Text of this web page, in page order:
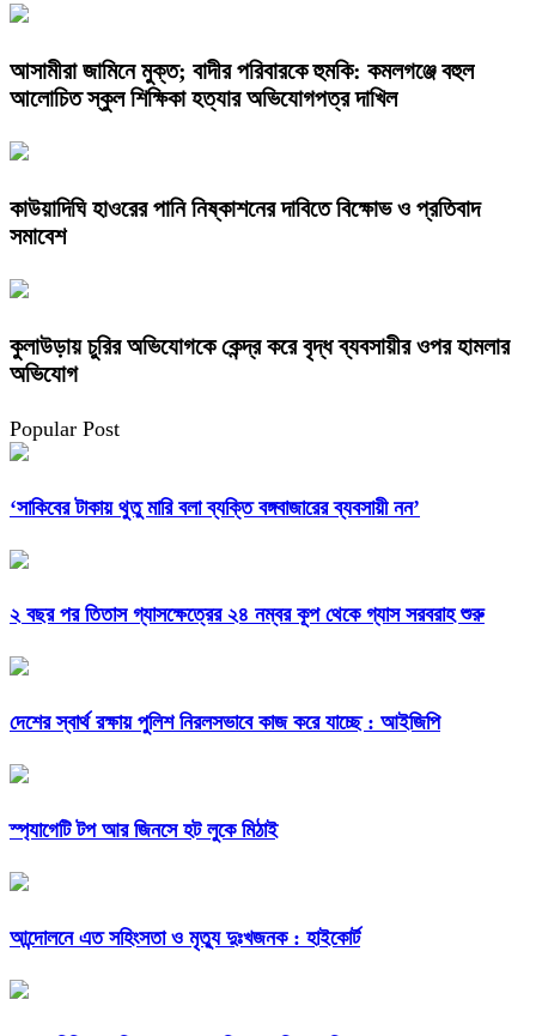
আসামীরা জামিনে মুক্ত; বাদীর পরিবারকে হুমকি: কমলগঞ্জে বহুল
আলোচিত স্কুল শিক্ষিকা হত্যার অভিযোগপত্র দাখিল
কাউয়াদিঘি হাওরের পানি নিষ্কাশনের দাবিতে বিক্ষোভ ও প্রতিবাদ
সমাবেশ
কুলাউড়ায় চুরির অভিযোগকে কেন্দ্র করে বৃদ্ধ ব্যবসায়ীর ওপর হামলার
অভিযোগ
Popular Post
‘সাকিবের টাকায় থুতু মারি বলা ব্যক্তি বঙ্গবাজারের ব্যবসায়ী নন’
২ বছর পর তিতাস গ্যাসক্ষেত্রের ২৪ নম্বর কূপ থেকে গ্যাস সরবরাহ শুরু
দেশের স্বার্থ রক্ষায় পুলিশ নিরলসভাবে কাজ করে যাচ্ছে : আইজিপি
স্প্যাগেটি টপ আর জিনসে হট লুকে মিঠাই
আন্দোলনে এত সহিংসতা ও মৃত্যু দুঃখজনক : হাইকোর্ট